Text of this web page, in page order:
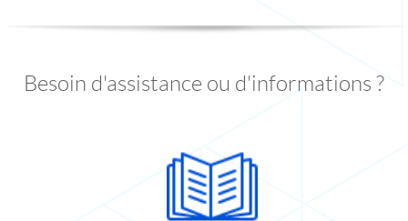
Besoin d'assistance ou d'informations ?